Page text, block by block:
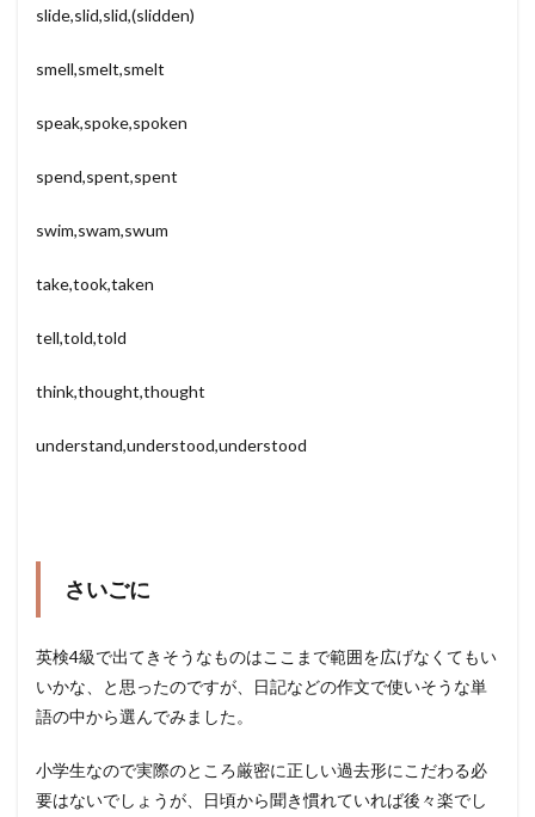
slide,slid,slid,(slidden)
smell,smelt,smelt
speak,spoke,spoken
spend,spent,spent
swim,swam,swum
take,took,taken
tell,told,told
think,thought,thought
understand,understood,understood
さいごに
英検4級で出てきそうなものはここまで範囲を広げなくてもい
いかな、と思ったのですが、日記などの作文で使いそうな単
語の中から選んでみました。
小学生なので実際のところ厳密に正しい過去形にこだわる必
要はないでしょうが、日頃から聞き慣れていれば後々楽でし